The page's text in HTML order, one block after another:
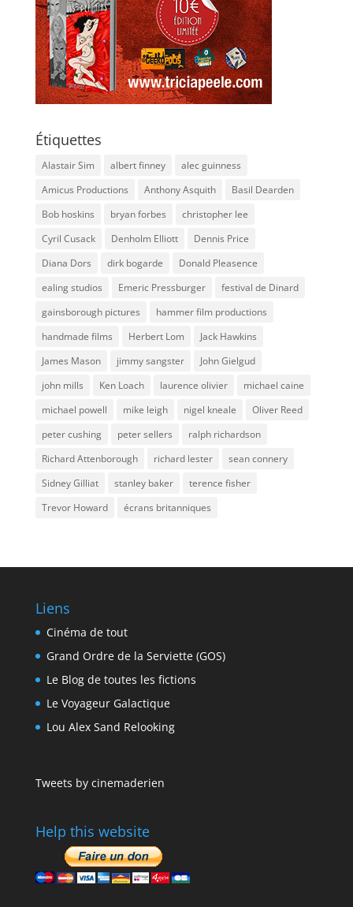
Étiquettes
Alastair Sim albert finney
alec guinness
Amicus Productions
Anthony Asquith
Basil Dearden
Bob hoskins
bryan forbes
christopher lee
Cyril Cusack
Denholm Elliott
Dennis Price
Diana Dors
dirk bogarde
Donald Pleasence
ealing studios
Emeric Pressburger
festival de Dinard
gainsborough pictures
hammer film productions
handmade films
Herbert Lom
Jack Hawkins
James Mason
jimmy sangster
John Gielgud
john mills
Ken Loach laurence olivier
michael caine
michael powell
mike leigh nigel kneale
Oliver Reed
peter cushing
peter sellers
ralph richardson
Richard Attenborough
richard lester
sean connery
Sidney Gilliat
stanley baker
terence fisher
Trevor Howard
écrans britanniques
Liens
Cinéma de tout
Grand Ordre de la Serviette (GOS)
Le Blog de toutes les fictions
Le Voyageur Galactique
Lou Alex Sand Relooking
Tweets by cinemaderien
Help this website